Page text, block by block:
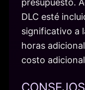
presupuesto.
DLC esté
significativo a
horas
costo